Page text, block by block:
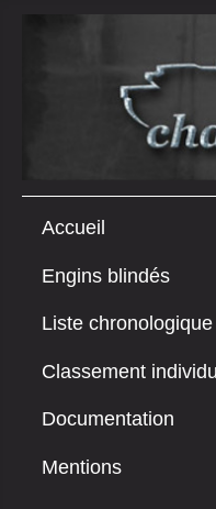
Accueil
Engins blindés
Liste chronologique
Classement
Documentation
Mentions